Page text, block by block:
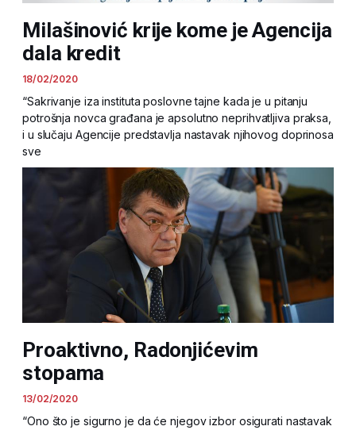
Milašinović krije kome je Agencija
dala kredit
18/02/2020
“Sakrivanje iza instituta poslovne tajne kada je u pitanju
potrošnja novca građana je apsolutno neprihvatljiva praksa,
i u slučaju Agencije predstavlja nastavak njihovog doprinosa
sve
Proaktivno, Radonjićevim
stopama
13/02/2020
“Ono što je sigurno je da će njegov izbor osigurati nastavak